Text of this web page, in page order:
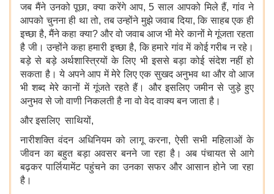
जब मैंने उनको पूछा, क्या करेंगे आप, 5 साल आपको मिले हैं, गांव ने
आपको चुनना ही था तो, तब उन्होंने मुझे जवाब दिया, कि साहब एक ही
इच्छा है, मैंने कहा क्या? और वो जवाब आज भी मेरे कानों मे गूंजता रहता
है जी। उन्होंने कहा हमारी इच्छा है, कि हमारे गांव में कोई गरीब न रहे।
बड़े से बड़े अर्थशास्त्रियों के लिए भी इससे बड़ा कोई संदेश नहीं हो
सकता है। ये अपने आप में मेरे लिए एक सुखद अनुभव था और वो आज
भी शब्द मेरे कानों में गूंजते रहते हैं। और इसलिए जमीन से जुड़े हुए
अनुभव से जो वाणी निकलती है ना वो वेद वाक्य बन जाता है।
और इसलिए साथियों,
नारीशक्ति वंदन अधिनियम को लागू करना, ऐसी सभी महिलाओं के
जीवन का बहुत बड़ा अवसर बनने जा रहा है। अब पंचायत से आगे
बढ़कर पार्लियामेंट पहुंचने का उनका सफर और आसान होने जा रहा
है।